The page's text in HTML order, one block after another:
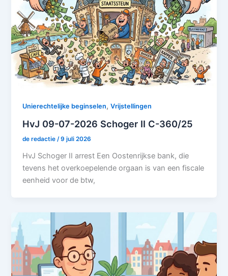
Unierechtelijke beginselen,Vrijstellingen
HvJ 09-07-2026 Schoger II C-360/25
de redactie/9 juli 2026
HvJ Schoger II arrest Een Oostenrijkse bank, die
tevens het overkoepelende orgaan is van een fiscale
eenheid voor de btw,